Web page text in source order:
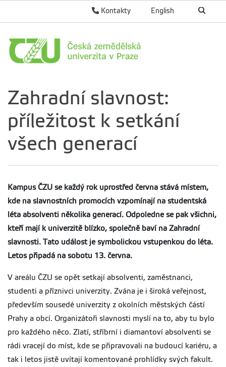
English
Kontakty
Zahradní slavnost:
příležitost k setkání
všech generací
Kampus ČZU se každý rok uprostřed června stává místem,
kde na slavnostních promocích vzpomínají na studentská
léta absolventi několika generací. Odpoledne se pak všichni,
kteří mají k univerzitě blízko, společně baví na Zahradní
slavnosti. Tato událost je symbolickou vstupenkou do léta.
Letos připadá na sobotu 13. června.
V areálu ČZU se opět setkají absolventi, zaměstnanci,
studenti a příznivci univerzity. Zvána je i široká veřejnost,
především sousedé univerzity z okolních městských částí
Prahy a obcí. Organizátoři slavnosti myslí na to, aby tu bylo
pro každého něco. Zlatí, stříbrní i diamantoví absolventi se
rádi vracejí do míst, kde se připravovali na budoucí kariéru, a
tak i letos jistě uvítají komentované prohlídky svých fakult.